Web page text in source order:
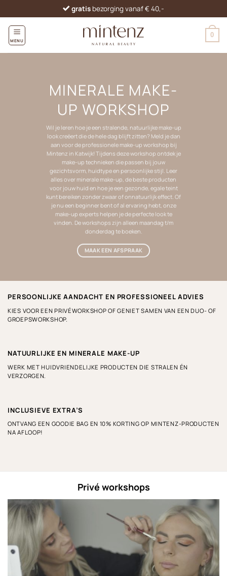
naar
inhoud
gratis bezorging vanaf € 40,-
MENU
0
MINERALE MAKE-
UP WORKSHOP
Wil je leren hoe je een stralende, natuurlijke make-up
look creëert die de hele dag blijft zitten? Meld je dan
aan voor de professionele make-up workshop bij
Mintenz in Katwijk! Tijdens deze workshop ontdek je
make-up technieken die passen bij jouw
gezichtsvorm, huidtype en persoonlijke stijl. Leer
alles over minerale make-up, de beste producten
voor jouw huid en hoe je een gezonde, egale teint
kunt bereiken zonder zwaar of onnatuurlijk effect. Of
je nu een beginner bent of al ervaring hebt, onze
make-up experts helpen je de perfecte look te
vinden. De workshops zijn alleen maandag t/m
donderdag te boeken.
MAAK EEN AFSPRAAK
PERSOONLIJKE AANDACHT EN PROFESSIONEEL ADVIES
KIES VOOR EEN PRIVÉWORKSHOP OF GENIET SAMEN VAN EEN DUO- OF
GROEPSWORKSHOP.
NATUURLIJKE EN MINERALE MAKE-UP
WERK MET HUIDVRIENDELIJKE PRODUCTEN DIE STRALEN ÉN
VERZORGEN.
INCLUSIEVE EXTRA’S
ONTVANG EEN GOODIE BAG EN 10% KORTING OP MINTENZ-PRODUCTEN
NA AFLOOP!
Privé workshops